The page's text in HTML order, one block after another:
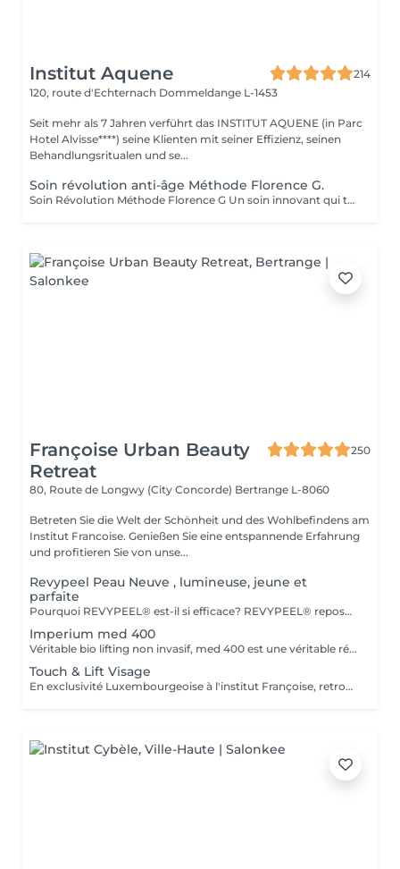
Institut Aquene
214
120, route d'Echternach Dommeldange L-1453
Seit mehr als 7 Jahren verführt das INSTITUT AQUENE (in Parc
Hotel Alvisse****) seine Klienten mit seiner Effizienz, seinen
Behandlungsritualen und se...
Soin révolution anti-âge Méthode Florence G.
Soin Révolution Méthode Florence G Un soin innovant qui transforme visiblement la qualité de la peau. Le Soin Révolution de la méthode Florence G est un protocole hautement technologique et manuel et 100 % naturel combinant des techniques exclusives de stimulation tissulaire, d'oxygénation cutanée et de remodelage facial. Ce soin nouvelle génération agit en profondeur pour relancer les fonctions naturelles de la peau, améliorer son aspect global et lui redonner toute sa vitalité sans l'abimer, sans douleur et sans éviction sociale. Les bénéfices du soin: - Lisse immédiatement les rides et ridules - Raffermit et redessine les contours du visage - Booste l'éclat et l'oxygénation - Réduit visiblement les signes de fatigue - Améliore la texture de la peau Les effets du soin vont s'accentuer encore pendant 3 à 4 semaines. C'est également un soin fantastique pour travailler les cicatrices (du corps également), les peaux atopiques, vergetures blanches ou violacées. AUCUNE ÉPILATION VISAGE NE POURRA ÊTRE FAITE PENDANT LE SOIN.
Françoise Urban Beauty
Retreat
250
80, Route de Longwy (City Concorde) Bertrange L-8060
Betreten Sie die Welt der Schönheit und des Wohlbefindens am
Institut Francoise. Genießen Sie eine entspannende Erfahrung
und profitieren Sie von unse...
Revypeel Peau Neuve , lumineuse, jeune et
parfaite
Pourquoi REVYPEEL® est-il si efficace? REVYPEEL® repose sur une combinaison exclusive de trois acides aux actions complémentaires : Des Résultats Visibles et Durables Effet "peau neuve" : Exfoliation contrôlée pour une texture affínée, un teint éclatant et uniformisé. Anti-âge : Stimulation de la production de collagène pour une peau ferme et repulpée. Anti-imperfections : Réduction des rides, cicatrices d'acné et pores dilatés. Éclaircissant : Diminution des taches pigmentaires et prévention des récidives. 3. Adapté à Tous les Types de Peau , REVYPEEL® s'adapte à chaque besoin : Version LOW : Pour une exfoliation douce, idéale pour les peaux sensibles ou en entretien. 4. Sécurité et Confort Contrôle optimal :pas de risques d'irritation ou de rougeurs. Contrairement aux peelings agressifs, REVYPEEL® offre une récupération rapide
Imperium med 400
Véritable bio lifting non invasif, med 400 est une véritable révolution dans le domaine de l'esthétique. Combinant la diathermologie et la diathermo-concentration, cette technique va complètement régénérer la peau, raffermir les muscles faciaux, vascularisé les tissus profonds, ré oxygéner les tissus du visage, traiter le relâchement, les rides faciales et le cou. Le traitement va débarrasser la peau de toutes ses impuretés. Puis,la sonophorèse, innovation agissant comme une mésothérapie sans aiguilles, va permettre la pénétration de tous les actifs. Les résultats sont visibles dès la première séance. Cure de 6 soins - Prix 1100
Touch & Lift Visage
En exclusivité Luxembourgeoise à l'institut Françoise, retrouvez la solution naturelle, non invasive et efficace pour répondre à votre souhait de rajeunissement durable. Le visage, l'ovale et le cou sont redessinés et retrouvent leur tonicité, les rides et plis s'atténuent, le regard retrouve sa luminosité. Les résultats sont visibles dès la première séance. Chaque traitement doit être fait tous les deux mois. Cure de 3 Soins - Prix 1029 Cure de 5 Soins - Prix 1560